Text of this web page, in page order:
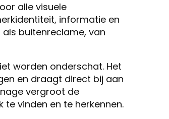
alle visuele
informatie en
buitenreclame, van
worden onderschat. Het
en draagt direct bij aan
vergroot de
vinden en te herkennen.